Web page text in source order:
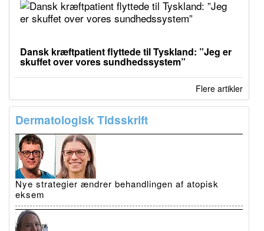
Dansk kræftpatient flyttede til Tyskland: ”Jeg er
skuffet over vores sundhedssystem”
Flere artikler
Dermatologisk Tidsskrift
Nye strategier ændrer behandlingen af atopisk
eksem